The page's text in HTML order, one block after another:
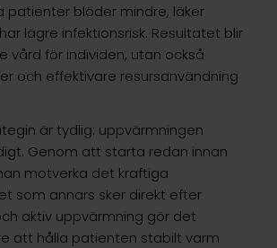
patienter blöder mindre, läker
lägre infektionsrisk. Resultatet blir
vård för individen, utan också
och effektivare resursanvändning
är tydlig: uppvärmningen
Genom att starta redan innan
motverka det kraftiga
som annars sker direkt efter
aktiv uppvärmning gör det
att hålla patienten stabilt varm